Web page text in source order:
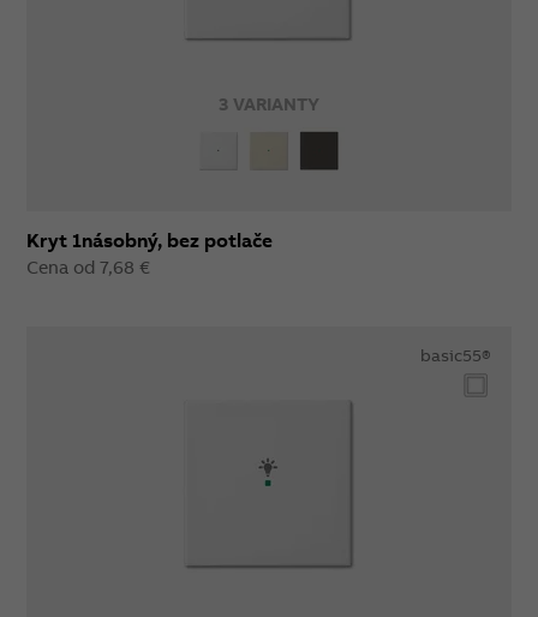
3 VARIANTY
Kryt 1násobný, bez potlače
Cena od 7,68 €
basic55®